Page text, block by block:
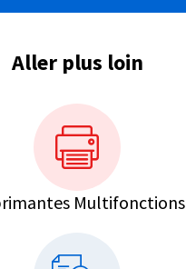
Aller plus loin
Multifonctions